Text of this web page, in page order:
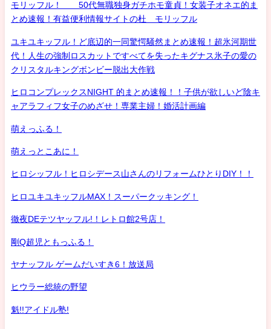
モリッフル！ 50代無職独身ガチホモ童貞！女装子オネエ的ま
とめ速報！有益便利情報サイトの杜 モリッフル
ユキユキッフル！ど底辺的一同驚愕騒然まとめ速報！超氷河期世
代！人生の強制ロスカットですべてを失ったキグナス氷子の愛の
クリスタルキングボンビー脱出大作戦
ヒロコンプレックスNIGHT 的まとめ速報！！子供が欲しいど陰キ
ャアラフィフ女子のめざせ！専業主婦！婚活計画編
萌えっふる！
萌えっとこあに！
ヒロシッフル！ヒロシデース山さんのリフォームひとりDIY！！
ヒロユキユキッフルMAX！スーパークッキング！
徹夜DEテツヤッフル!！レトロ館2号店！
剛Q超児ともっふる！
ヤナッフル ゲームだいすき6！放送局
ヒウラー総統の野望
魁!!アイドル塾!